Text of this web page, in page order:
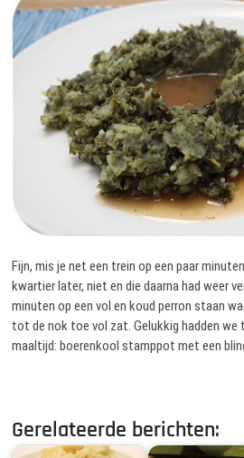
Fijn, mis je net een trein op een paar
kwartier later, niet en die daarna had weer
minuten op een vol en koud perron staan
tot de nok toe vol zat. Gelukkig hadden we
maaltijd: boerenkool stamppot met een
Gerelateerde berichten: